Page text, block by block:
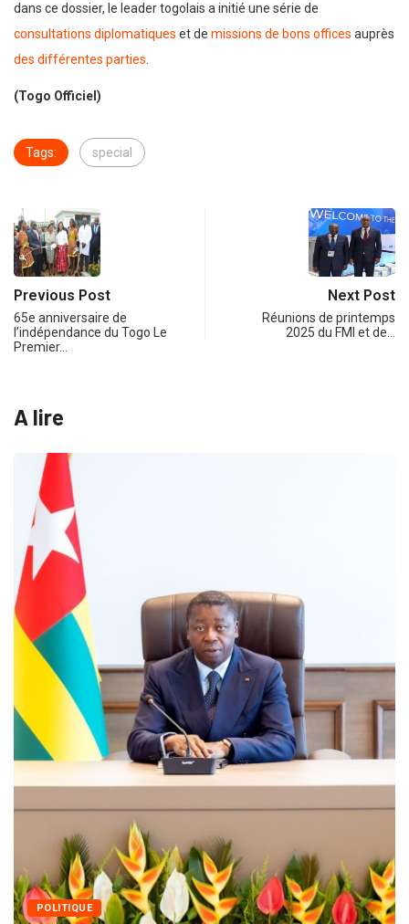
dans ce dossier, le leader togolais a initié une série de
consultations diplomatiques et de missions de bons offices auprès
des différentes parties.
(Togo Officiel)
Tags: special
Previous Post
65e anniversaire de
l’indépendance du Togo Le
Premier…
Next Post
Réunions de printemps
2025 du FMI et de…
A lire
MÉDIAS
Fin du programme CIPCC